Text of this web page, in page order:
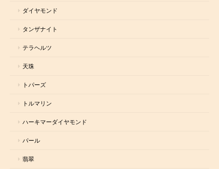
ダイヤモンド
タンザナイト
テラヘルツ
天珠
トパーズ
トルマリン
ハーキマーダイヤモンド
パール
翡翠